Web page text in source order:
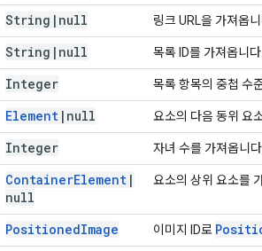
String | null 링크 URL을 가져옵니
String | null 목록 ID를 가져옵니다.
Integer 목록 항목의 중첩 수
Element | null 요소의 다음 동위 요
Integer 자녀 수를 가져옵니다.
ContainerElement |
null
요소의 상위 요소를
PositionedImage 이미지 ID로